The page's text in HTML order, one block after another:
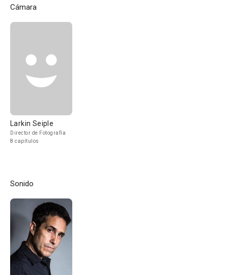
Cámara
Larkin Seiple
Director de Fotografía
8 capítulos
Sonido